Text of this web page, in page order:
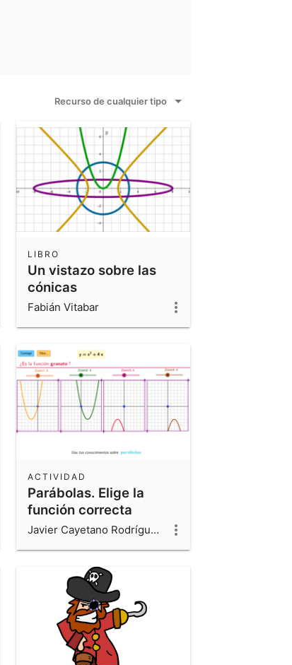
Recurso de cualquier tipo
Un vistazo sobre las
cónicas
LIBRO
Fabián Vitabar
Parábolas. Elige la
función correcta
ACTIVIDAD
Javier Cayetano Rodríguez